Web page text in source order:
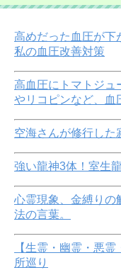
高めだった血圧が下
私の血圧改善対策
高血圧にトマトジュ
やリコピンなど、血
空海さんが修行した
強い龍神3体！室生
心霊現象、金縛りの
法の言葉。
【生霊・幽霊・悪
所巡り